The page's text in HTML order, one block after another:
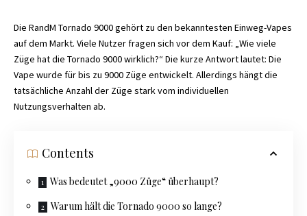
Die RandM Tornado 9000 gehört zu den bekanntesten Einweg-Vapes
auf dem Markt. Viele Nutzer fragen sich vor dem Kauf: „Wie viele
Züge hat die Tornado 9000 wirklich?“ Die kurze Antwort lautet: Die
Vape wurde für bis zu 9000 Züge entwickelt. Allerdings hängt die
tatsächliche Anzahl der Züge stark vom individuellen
Nutzungsverhalten ab.
Contents
Was bedeutet „9000 Züge“ überhaupt?
Warum hält die Tornado 9000 so lange?